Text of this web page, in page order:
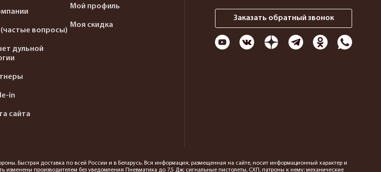
(частые вопросы)
дульной
in
сайта
Мой профиль
Моя скидка
Заказать обратный звонок
Быстрая доставка по всей России и в Беларусь. Вся информация, размещенная на сайте, носит информационный характер и
изменены производителем без уведомления Пневматика до 7,5 Дж; сигнальные пистолеты, СХП, патроны к нему; механические